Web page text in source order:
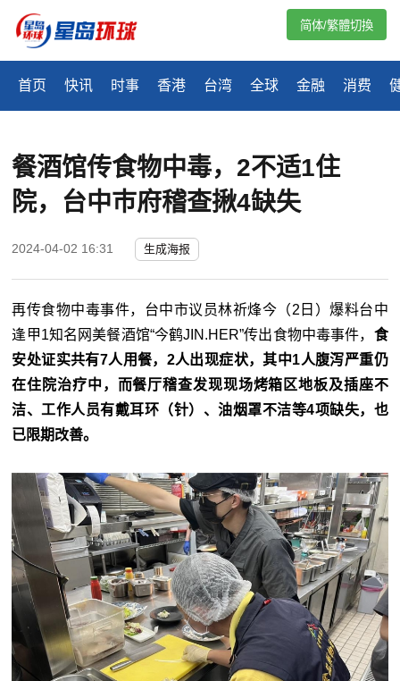
首页 快讯 时事 香港 台湾 全球 金融 消费
简体/繁體切換
餐酒馆传食物中毒，2不适1住
院，台中巿府稽查揪4缺失
2024-04-02 16:31 生成海报
再传食物中毒事件，台中市议员林祈烽今（2日）爆料台中
逢甲1知名网美餐酒馆“今鹤JIN.HER”传出食物中毒事件， 食
安处证实共有7人用餐，2人出现症状，其中1人腹泻严重仍
在住院治疗中，而餐厅稽查发现现场烤箱区地板及插座不
洁、工作人员有戴耳环（针）、油烟罩不洁等4项缺失，也
已限期改善。